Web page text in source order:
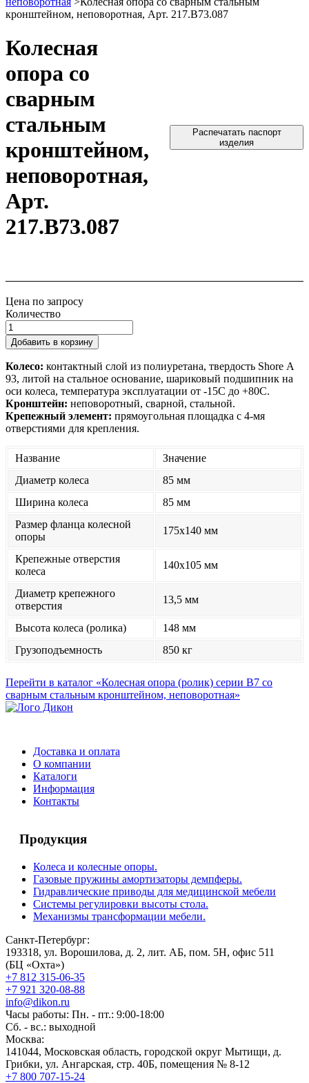
кронштейном, неповоротная, Арт. 217.B73.087
Колесная
опора со
сварным
стальным
кронштейном,
неповоротная,
Арт.
217.B73.087
Распечатать паспорт
изделия
Колесо: контактный слой из полиуретана, твердость Shore А
93, литой на стальное основание, шариковый подшипник на
оси колеса, температура эксплуатации от -15С до +80С.
Кронштейн: неповоротный, сварной, стальной.
Крепежный элемент: прямоугольная площадка с 4-мя
отверстиями для крепления.
Название
Значение
Диаметр колеса
85 мм
Ширина колеса
85 мм
Размер фланца колесной
опоры
175x140 мм
Крепежные отверстия
колеса
140x105 мм
Диаметр крепежного
отверстия
13,5 мм
Высота колеса (ролика)
148 мм
Грузоподъемность
850 кг
Цена по запросу
Количество
Добавить в корзину
Перейти в каталог «Колесная опора (ролик) серии B7 со
сварным стальным кронштейном, неповоротная»
Доставка и оплата
О компании
Каталоги
Информация
Контакты
Продукция
Колеса и колесные опоры.
Газовые пружины амортизаторы демпферы.
Гидравлические приводы для медицинской мебели
Системы регулировки высоты стола.
Механизмы трансформации мебели.
Санкт-Петербург:
193318, ул. Ворошилова, д. 2, лит. АБ, пом. 5Н, офис 511
(БЦ «Охта»)
+7 812 315-06-35
+7 921 320-08-88
info@dikon.ru
Часы работы: Пн. - пт.: 9:00-18:00
Сб. - вс.: выходной
Москва:
141044, Московская область, городской округ Мытищи, д.
Грибки, ул. Ангарская, стр. 40Б, помещения № 8-12
+7 800 707-15-24